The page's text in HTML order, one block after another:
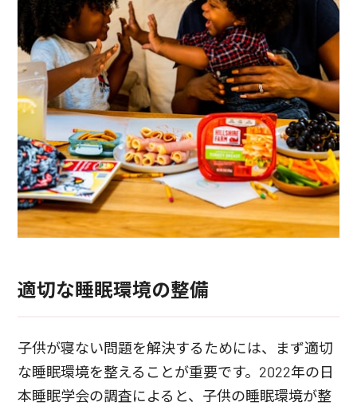
適切な睡眠環境の整備
子供が寝ない問題を解決するためには、まず適切
な睡眠環境を整えることが重要です。2022年の日
本睡眠学会の調査によると、子供の睡眠環境が整